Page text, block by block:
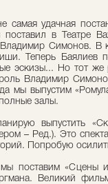
самая удачная
поставил в Театре
Владимир Симонов. В
Теперь Баялиев
эскизы... Но тот
Владимир
мы выпустим
залы.
выпустить
– Ред.). Это
Попробую
поставим «Сцены
Великий